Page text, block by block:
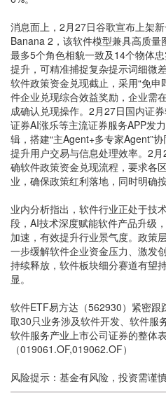
消息面上，2月27日谷歌宣布上架
Banana 2，该软件模型兼具高质
最多5个角色相貌一致及14个物体
提升，可精准捕捉复杂提示词细微
软件政策资金兑现截止，采用“免
件企业兑现综合效益奖励，企业需
成确认兑现操作。2月27日国内证
证券AI涨乐等主流证券服务APP发
辑，搭建“主Agent+多专家Agent”
提升用户交易与信息处理效率。2
确软件政策资金兑现流程，要求各
业，确保政策红利落地，同时明确
业内分析指出，软件行业正处于技
段，AI技术深度赋能软件产品升级
加速，有效提升行业景气度。政策
一步缓解软件企业资金压力、激发
持续释放，软件板块细分赛道有望
显。
软件ETF易方达（562930）紧密
取30只业务涉及软件开发、软件服
软件服务产业上市公司证券的整体
（019061.OF,019062.OF）
风险提示：基金有风险，投资需谨慎